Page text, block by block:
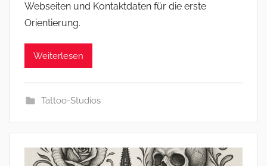
Webseiten und Kontaktdaten für die erste
Orientierung.
Weiterlesen
Tattoo-Studios